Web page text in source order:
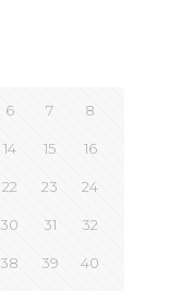
6 7 8
14 15 16
22 23 24
30 31 32
38 39 40